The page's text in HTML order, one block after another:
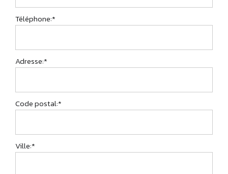
Téléphone:*
Adresse:*
Code postal:*
Ville:*